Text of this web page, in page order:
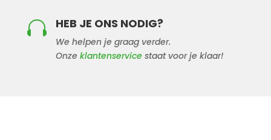
 HEB JE ONS NODIG?
We helpen je graag verder.
Onze klantenservice staat voor je klaar!